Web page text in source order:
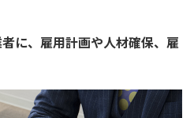
に、雇用計画や人材確保、雇